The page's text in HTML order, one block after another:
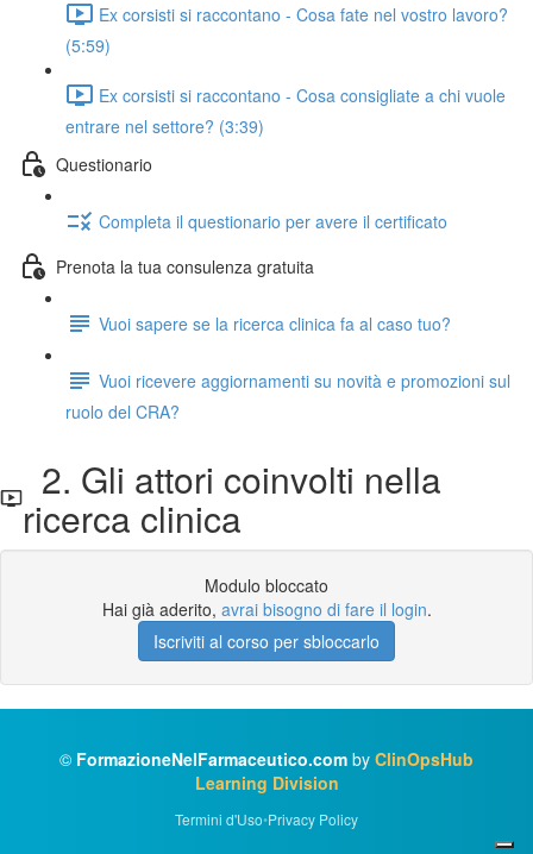
Ex corsisti si raccontano - Cosa fate nel vostro lavoro?
(5:59)
Ex corsisti si raccontano - Cosa consigliate a chi vuole
entrare nel settore? (3:39)
Questionario
Completa il questionario per avere il certificato
Prenota la tua consulenza gratuita
Vuoi sapere se la ricerca clinica fa al caso tuo?
Vuoi ricevere aggiornamenti su novità e promozioni sul
ruolo del CRA?
2. Gli attori coinvolti nella
ricerca clinica
Modulo bloccato
Hai già aderito, avrai bisogno di fare il login.
Iscriviti al corso per sbloccarlo
© FormazioneNelFarmaceutico.com by ClinOpsHub
Learning Division
Termini d'Uso•Privacy Policy